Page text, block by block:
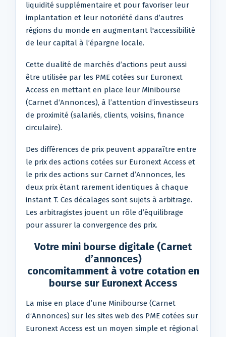
liquidité supplémentaire et pour favoriser leur
implantation et leur notoriété dans d’autres
régions du monde en augmentant l'accessibilité
de leur capital à l’épargne locale.
Cette dualité de marchés d’actions peut aussi
être utilisée par les PME cotées sur Euronext
Access en mettant en place leur Minibourse
(Carnet d‘Annonces), à l’attention d’investisseurs
de proximité (salariés, clients, voisins, finance
circulaire).
Des différences de prix peuvent apparaître entre
le prix des actions cotées sur Euronext Access et
le prix des actions sur Carnet d’Annonces, les
deux prix étant rarement identiques à chaque
instant T. Ces décalages sont sujets à arbitrage.
Les arbitragistes jouent un rôle d’équilibrage
pour assurer la convergence des prix.
Votre mini bourse digitale (Carnet
d’annonces)
concomitamment à votre cotation en
bourse sur Euronext Access
La mise en place d’une Minibourse (Carnet
d‘Annonces) sur les sites web des PME cotées sur
Euronext Access est un moyen simple et régional